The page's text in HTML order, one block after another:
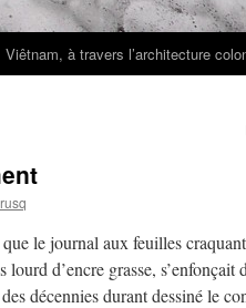
Viêtnam, à travers l’architecture
le journal aux feuilles
lourd d’encre grasse, s’enfonçait
décennies durant dessiné le